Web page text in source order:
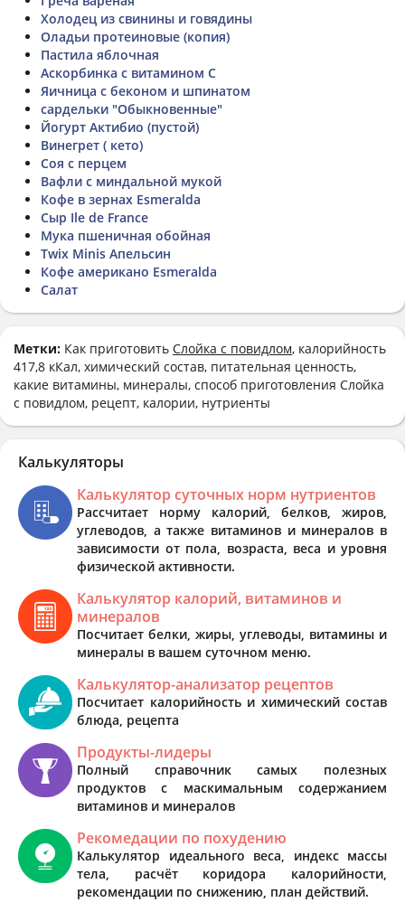
Холодец из свинины и говядины
Оладьи протеиновые (копия)
Пастила яблочная
Аскорбинка с витамином C
Яичница с беконом и шпинатом
сардельки "Обыкновенные"
Йогурт Актибио (пустой)
Винегрет ( кето)
Соя с перцем
Вафли с миндальной мукой
Кофе в зернах Esmeralda
Сыр Ile de France
Мука пшеничная обойная
Twix Minis Апельсин
Кофе американо Esmeralda
Салат
Метки: Как приготовить Слойка с повидлом, калорийность
417,8 кКал, химический состав, питательная ценность,
какие витамины, минералы, способ приготовления Слойка
с повидлом, рецепт, калории, нутриенты
Калькуляторы
Калькулятор суточных норм нутриентов
Рассчитает норму калорий, белков, жиров,
углеводов, а также витаминов и минералов в
зависимости от пола, возраста, веса и уровня
физической активности.
Калькулятор калорий, витаминов и
минералов
Посчитает белки, жиры, углеводы, витамины и
минералы в вашем суточном меню.
Калькулятор-анализатор рецептов
Посчитает калорийность и химический состав
блюда, рецепта
Продукты-лидеры
Полный справочник самых полезных
продуктов с маскимальным содержанием
витаминов и минералов
Рекомедации по похудению
Калькулятор идеального веса, индекс массы
тела, расчёт коридора калорийности,
рекомендации по снижению, план действий.